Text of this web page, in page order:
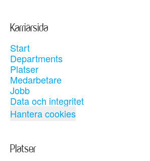
Karriärsida
Start
Departments
Platser
Medarbetare
Jobb
Data och integritet
Hantera cookies
Platser